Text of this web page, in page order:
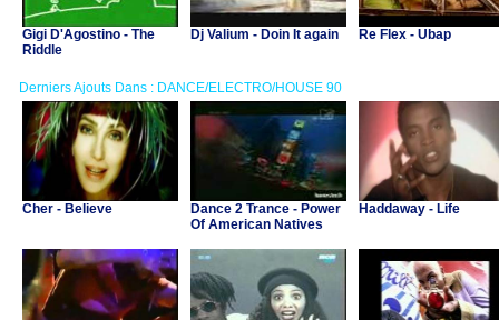
Gigi D'Agostino - The
Riddle
Dj Valium - Doin It again Re Flex - Ubap
Derniers Ajouts Dans : DANCE/ELECTRO/HOUSE 90
Cher - Believe
Dance 2 Trance - Power
Of American Natives
Haddaway - Life